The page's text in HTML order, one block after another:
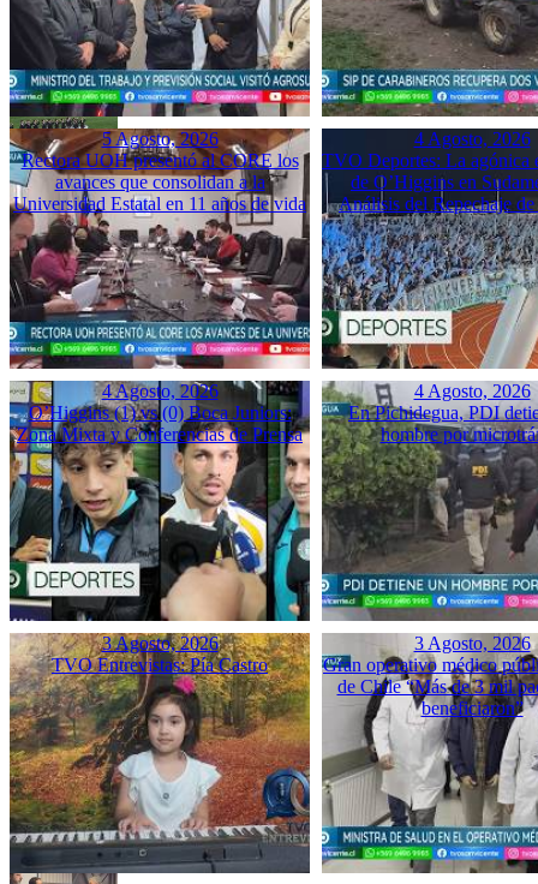
5 Agosto, 2026
Rectora UOH presentó al CORE los
avances que consolidan a la
Universidad Estatal en 11 años de vida
4 Agosto, 2026
TVO Deportes: La agónica
de O’Higgins en
Análisis del Repechaje de
4 Agosto, 2026
O’Higgins (1) vs (0) Boca Juniors:
Zona Mixta y Conferencias de Prensa
4 Agosto, 2026
En Pichidegua, PDI
hombre por
3 Agosto, 2026
TVO Entrevistas: Pía Castro
3 Agosto, 2026
Gran operativo médico
de Chile “Más de 3 mil
beneficiaron”